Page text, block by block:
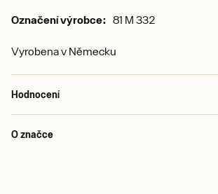
Označení výrobce: 81 M 332
Vyrobena v Německu
Hodnocení
O značce